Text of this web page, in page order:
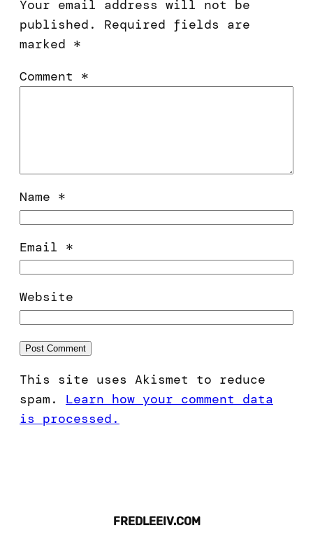
Your email address will not be
published.
Required fields are
marked *
Comment *
Name *
Email *
Website
This site uses Akismet to reduce
spam. Learn how your comment data
is processed.
FREDLEEIV.COM